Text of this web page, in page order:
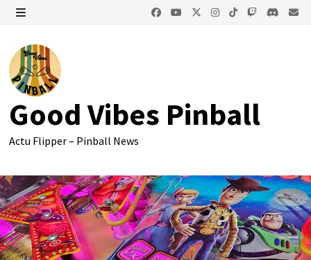
Passer
contenu
Good Vibes Pinball
Actu Flipper – Pinball News